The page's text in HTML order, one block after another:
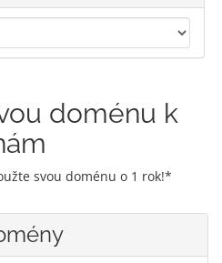
doménu k
svou doménu o 1 rok!*